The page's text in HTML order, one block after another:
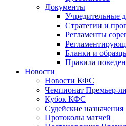
Документы
Учредительные
Стратегии и
Регламенты
Бланки и
Правила
Новости
Новости КФС
Чемпионат Премьер-
Кубок КФС
Судейские назначения
Протоколы матчей